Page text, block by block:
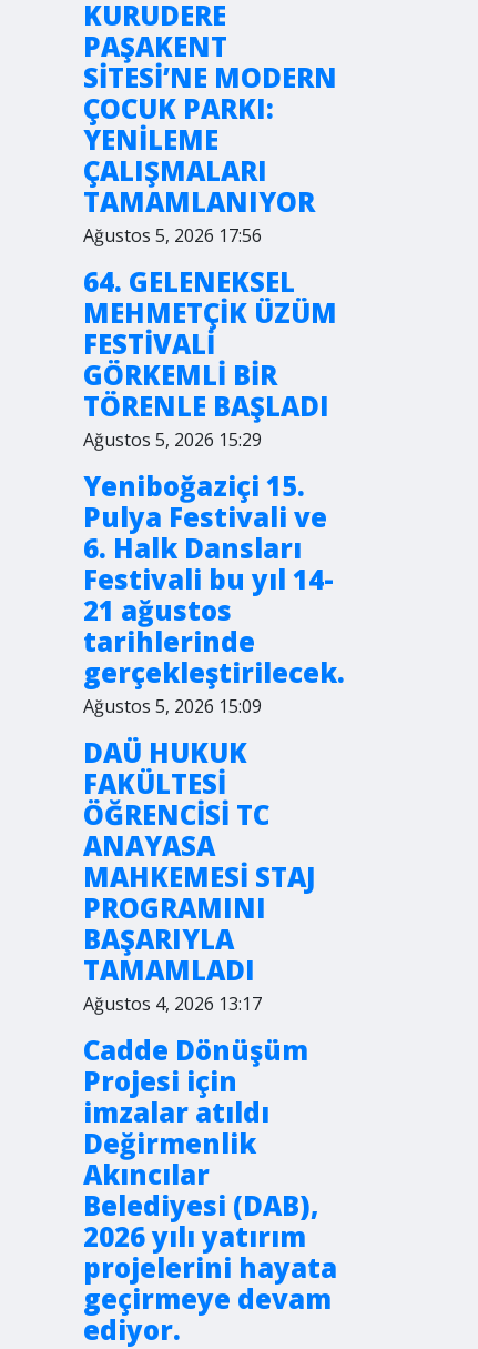
KURUDERE
PAŞAKENT
SİTESİ’NE MODERN
ÇOCUK PARKI:
YENİLEME
ÇALIŞMALARI
TAMAMLANIYOR
Ağustos 5, 2026 17:56
64. GELENEKSEL
MEHMETÇİK ÜZÜM
FESTİVALİ
GÖRKEMLİ BİR
TÖRENLE BAŞLADI
Ağustos 5, 2026 15:29
Yeniboğaziçi 15.
Pulya Festivali ve
6. Halk Dansları
Festivali bu yıl 14-
21 ağustos
tarihlerinde
gerçekleştirilecek.
Ağustos 5, 2026 15:09
DAÜ HUKUK
FAKÜLTESİ
ÖĞRENCİSİ TC
ANAYASA
MAHKEMESİ STAJ
PROGRAMINI
BAŞARIYLA
TAMAMLADI
Ağustos 4, 2026 13:17
Cadde Dönüşüm
Projesi için
imzalar atıldı
Değirmenlik
Akıncılar
Belediyesi (DAB),
2026 yılı yatırım
projelerini hayata
geçirmeye devam
ediyor.